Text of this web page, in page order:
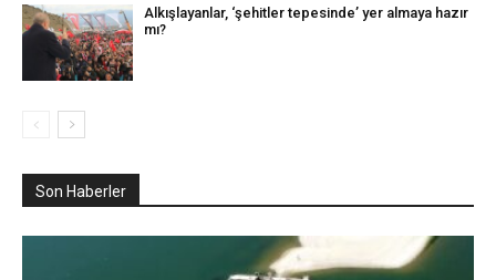
Alkışlayanlar, ‘şehitler tepesinde’ yer almaya hazır
mı?
Son Haberler